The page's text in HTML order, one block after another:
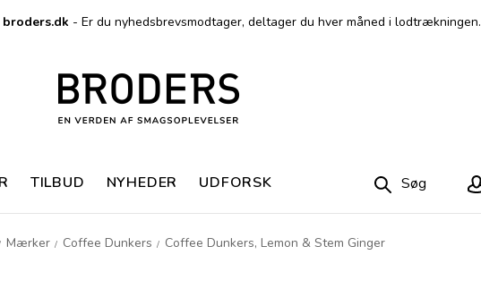
- Er du nyhedsbrevsmodtager, deltager du hver måned i lodtrækningen.
TILBUD NYHEDER UDFORSK Søg
Mærker / Coffee Dunkers / Coffee Dunkers, Lemon & Stem Ginger